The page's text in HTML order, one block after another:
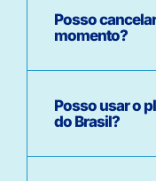
Posso
momento?
Posso usar o
do Brasil?